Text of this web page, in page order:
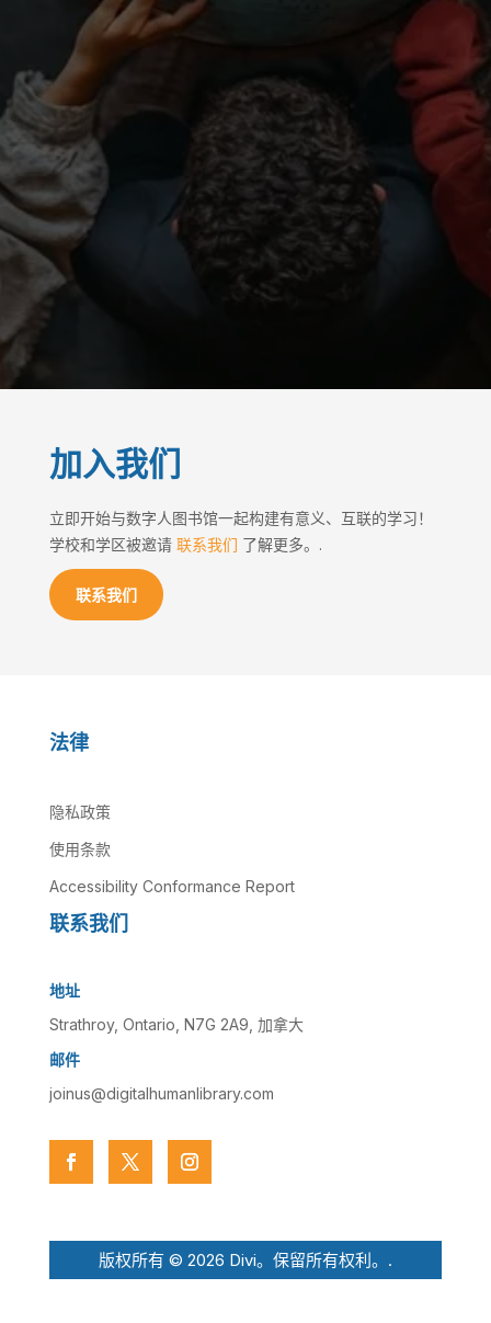
加入我们
立即开始与数字人图书馆一起构建有意义、互联的学习！
学校和学区被邀请 联系我们 了解更多。.
联系我们
法律
隐私政策
使用条款
Accessibility Conformance Report
联系我们
地址
Strathroy, Ontario, N7G 2A9, 加拿大
邮件
joinus@digitalhumanlibrary.com
版权所有 © 2026 Divi。保留所有权利。.